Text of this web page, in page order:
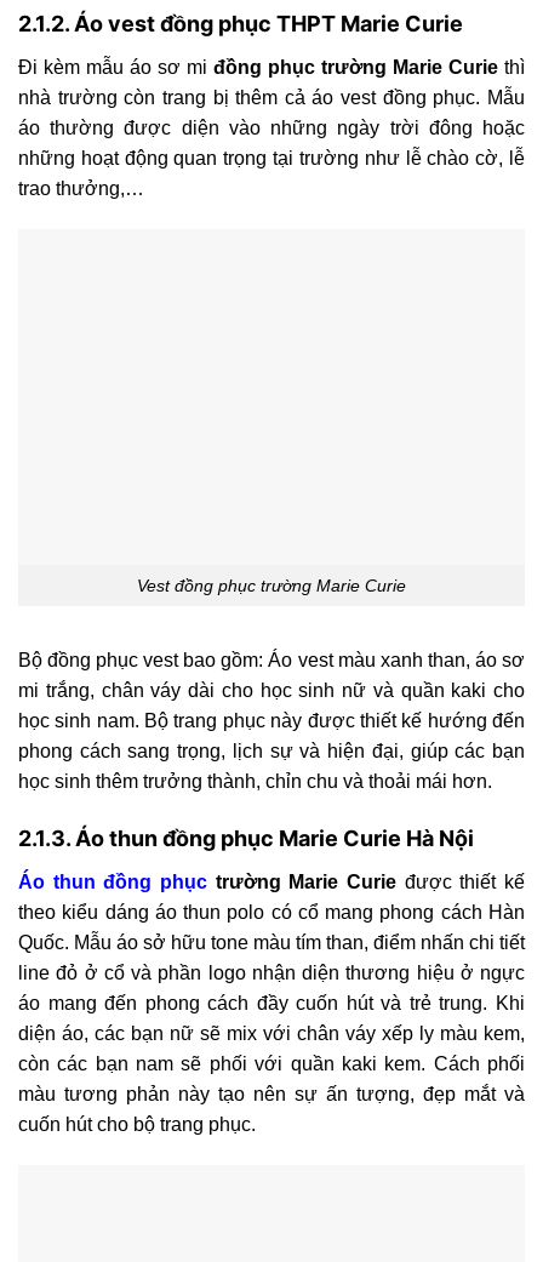
2.1.2. Áo vest đồng phục THPT Marie Curie
Đi kèm mẫu áo sơ mi đồng phục trường Marie Curie thì
nhà trường còn trang bị thêm cả áo vest đồng phục. Mẫu
áo thường được diện vào những ngày trời đông hoặc
những hoạt động quan trọng tại trường như lễ chào cờ, lễ
trao thưởng,…
Vest đồng phục trường Marie Curie
Bộ đồng phục vest bao gồm: Áo vest màu xanh than, áo sơ
mi trắng, chân váy dài cho học sinh nữ và quần kaki cho
học sinh nam. Bộ trang phục này được thiết kế hướng đến
phong cách sang trọng, lịch sự và hiện đại, giúp các bạn
học sinh thêm trưởng thành, chỉn chu và thoải mái hơn.
2.1.3. Áo thun đồng phục Marie Curie Hà Nội
Áo thun đồng phục trường Marie Curie được thiết kế
theo kiểu dáng áo thun polo có cổ mang phong cách Hàn
Quốc. Mẫu áo sở hữu tone màu tím than, điểm nhấn chi tiết
line đỏ ở cổ và phần logo nhận diện thương hiệu ở ngực
áo mang đến phong cách đầy cuốn hút và trẻ trung. Khi
diện áo, các bạn nữ sẽ mix với chân váy xếp ly màu kem,
còn các bạn nam sẽ phối với quần kaki kem. Cách phối
màu tương phản này tạo nên sự ấn tượng, đẹp mắt và
cuốn hút cho bộ trang phục.